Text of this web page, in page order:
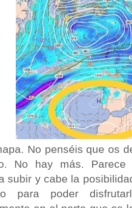
No penséis que os
No hay más.
subir y cabe la
para poder